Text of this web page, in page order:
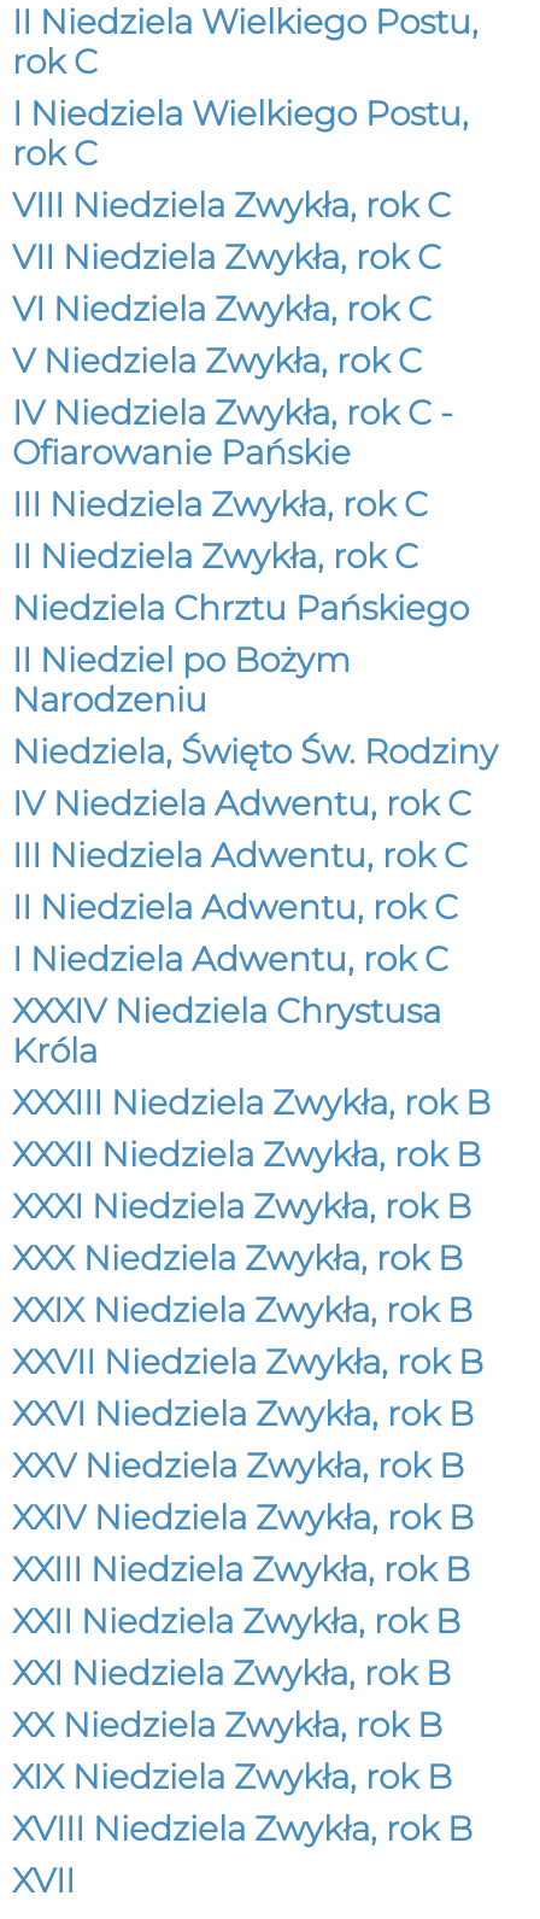
II Niedziela Wielkiego Postu,
rok C
I Niedziela Wielkiego Postu,
rok C
VIII Niedziela Zwykła, rok C
VII Niedziela Zwykła, rok C
VI Niedziela Zwykła, rok C
V Niedziela Zwykła, rok C
IV Niedziela Zwykła, rok C -
Ofiarowanie Pańskie
III Niedziela Zwykła, rok C
II Niedziela Zwykła, rok C
Niedziela Chrztu Pańskiego
II Niedziel po Bożym
Narodzeniu
Niedziela, Święto Św. Rodziny
IV Niedziela Adwentu, rok C
III Niedziela Adwentu, rok C
II Niedziela Adwentu, rok C
I Niedziela Adwentu, rok C
XXXIV Niedziela Chrystusa
Króla
XXXIII Niedziela Zwykła, rok B
XXXII Niedziela Zwykła, rok B
XXXI Niedziela Zwykła, rok B
XXX Niedziela Zwykła, rok B
XXIX Niedziela Zwykła, rok B
XXVII Niedziela Zwykła, rok B
XXVI Niedziela Zwykła, rok B
XXV Niedziela Zwykła, rok B
XXIV Niedziela Zwykła, rok B
XXIII Niedziela Zwykła, rok B
XXII Niedziela Zwykła, rok B
XXI Niedziela Zwykła, rok B
XX Niedziela Zwykła, rok B
XIX Niedziela Zwykła, rok B
XVIII Niedziela Zwykła, rok B
XVII